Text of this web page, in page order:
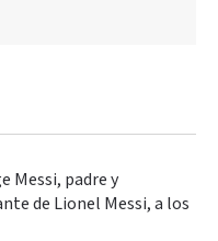
Messi, padre y
de Lionel Messi, a los